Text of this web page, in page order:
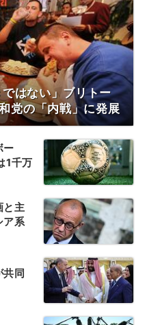
はない」ブリトー
党の「内戦」に発展
ー
1千万
と主
ア系
同